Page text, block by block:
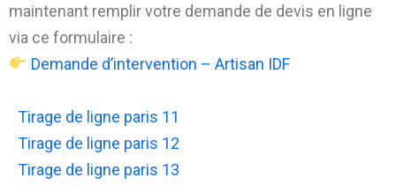
maintenant remplir votre demande de devis en ligne
via ce formulaire :
Demande d’intervention – Artisan IDF
Tirage de ligne paris 11
Tirage de ligne paris 12
Tirage de ligne paris 13